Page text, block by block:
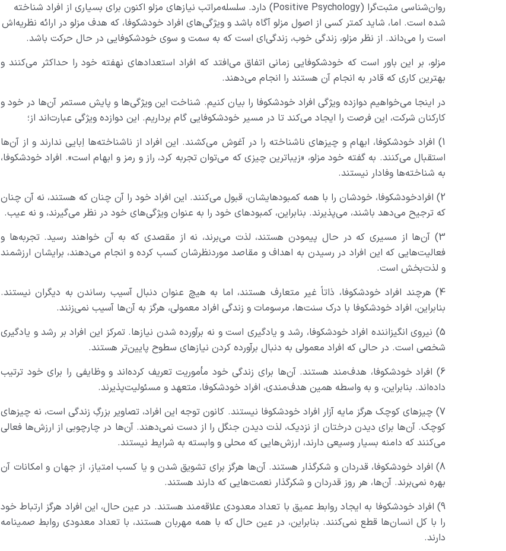
روان‌شناسی مثبت‌گرا (Positive Psychology) دارد. سلسله‌مراتب نیازهای مزلو اکنون برای بسیاری از افراد شناخته
شده است. اما، شاید کمتر کسی از اصول مزلو آگاه باشد و ویژگی‌های افراد خودشکوفا، که هدف مزلو در ارائه نظریه‌اش
است را می‌داند. از نظر مزلو، زندگی خوب، زندگی‌ای است که به سمت و سوی خودشکوفایی در حال حرکت باشد.
مزلو، بر این باور است که خودشکوفایی زمانی اتفاق می‌افتد که افراد استعدادهای نهفته خود را حداکثر می‌کنند و
بهترین کاری که قادر به انجام آن هستند را انجام می‌دهند.
در اینجا می‌خواهیم دوازده ویژگی افراد خودشکوفا را بیان کنیم. شناخت این ویژگی‌ها و پایش مستمر آن‌ها در خود و
کارکنان شرکت، این فرصت را ایجاد می‌کند تا در مسیر خودشکوفایی گام برداریم. این دوازده ویژگی عبارت‌اند از؛
1) افراد خودشکوفا، ابهام و چیزهای ناشناخته را در آغوش می‌کشند. این افراد از ناشناخته‌ها اِبایی ندارند و از آن‌ها
استقبال می‌کنند. به گفته خود مزلو، «زیباترین چیزی که می‌توان تجربه کرد، راز و رمز و ابهام است». افراد خودشکوفا،
به شناخته‌ها وفادار نیستند.
2) افرادخودشکوفا، خودشان را با همه کمبودهایشان، قبول می‌کنند. این افراد خود را آن چنان که هستند، نه آن چنان
که ترجیح می‌دهد باشند، می‌پذیرند. بنابراین، کمبودهای خود را به عنوان ویژگی‌های خود در نظر می‌گیرند، و نه عیب.
3) آن‌ها از مسیری که در حال پیمودن هستند، لذت می‌برند، نه از مقصدی که به آن خواهند رسید. تجربه‌ها و
فعالیت‌هایی که این افراد در رسیدن به اهداف و مقاصد موردنظرشان کسب کرده و انجام می‌دهند، برایشان ارزشمند
و لذت‌بخش است.
4) هرچند افراد خودشکوفا، ذاتاً غیر متعارف هستند، اما به هیچ عنوان دنبال آسیب رساندن به دیگران نیستند.
بنابراین، افراد خودشکوفا با درک سنت‌ها، مرسومات و زندگی افراد معمولی، هرگز به آن‌ها آسیب نمی‌زنند.
5) نیروی انگیزاننده افراد خودشکوفا، رشد و یادگیری است و نه برآورده شدن نیازها. تمرکز این افراد بر رشد و یادگیری
شخصی است. در حالی که افراد معمولی به دنبال برآورده کردن نیازهای سطوح پایین‌تر هستند.
6) افراد خودشکوفا، هدف‌مند هستند. آن‌ها برای زندگی خود مأموریت تعریف کرده‌اند و وظایفی را برای خود ترتیب
داده‌اند. بنابراین، و به واسطه همین هدف‌مندی، افراد خودشکوفا، متعهد و مسئولیت‌پذیرند.
7) چیزهای کوچک هرگز مایه آزار افراد خودشکوفا نیستند. کانون توجه این افراد، تصاویر بزرگِ زندگی است، نه چیزهای
کوچک. آن‌ها برای دیدن درختان از نزدیک، لذت دیدن جنگل را از دست نمی‌دهند. آن‌ها در چارچوبی از ارزش‌ها فعالی
می‌کنند که دامنه بسیار وسیعی دارند، ارزش‌هایی که محلی و وابسته به شرایط نیستند.
8) افراد خودشکوفا، قدردان و شکرگذار هستند. آن‌ها هرگز برای تشویق شدن و یا کسب امتیاز، از جهان و امکانات آن
بهره نمی‌برند. آن‌ها، هر روز قدردان و شکرگذار نعمت‌هایی که دارند هستند.
9) افراد خودشکوفا به ایجاد روابط عمیق با تعداد معدودی علاقه‌مند هستند. در عین حال، این افراد هرگز ارتباط خود
را با کل انسان‌ها قطع نمی‌کنند. بنابراین، در عین حال که با همه مهربان هستند، با تعداد معدودی روابط صمینامه
دارند.